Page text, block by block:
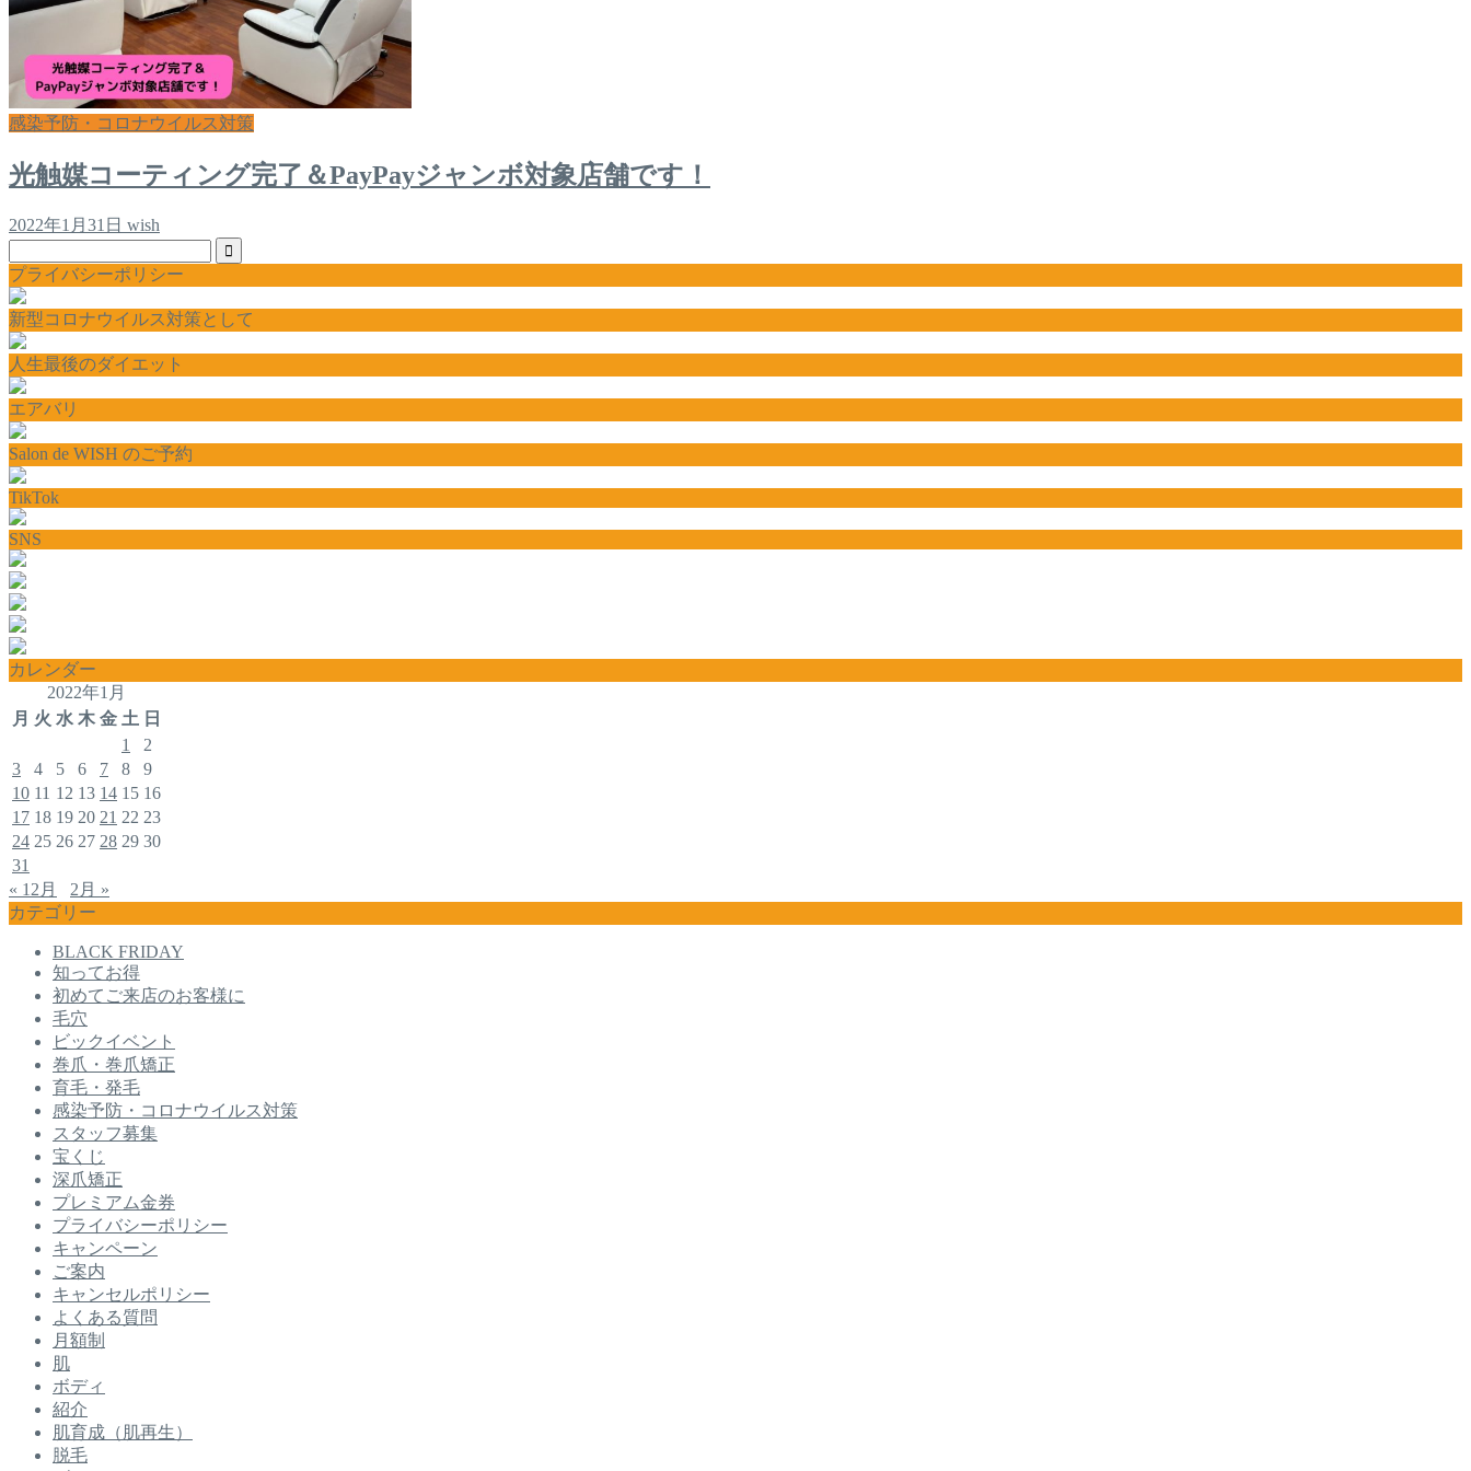
感染予防・コロナウイルス対策
光触媒コーティング完了＆PayPayジャンボ対象店舗です！
2022年1月31日 wish
プライバシーポリシー
新型コロナウイルス対策として
人生最後のダイエット
エアバリ
Salon de WISH のご予約
TikTok
SNS
カレンダー
2022年1月
月 火 水 木 金 土 日
1
2
3
4 5 6 7 8
9
10 11 12 13 14 15 16
17 18 19 20 21 22 23
24 25 26 27 28 29 30
31
« 12月
2月 »
カテゴリー
BLACK FRIDAY
知ってお得
初めてご来店のお客様に
毛穴
ビックイベント
巻爪・巻爪矯正
育毛・発毛
感染予防・コロナウイルス対策
スタッフ募集
宝くじ
深爪矯正
プレミアム金券
プライバシーポリシー
キャンペーン
ご案内
キャンセルポリシー
よくある質問
月額制
肌
ボディ
紹介
肌育成（肌再生）
脱毛